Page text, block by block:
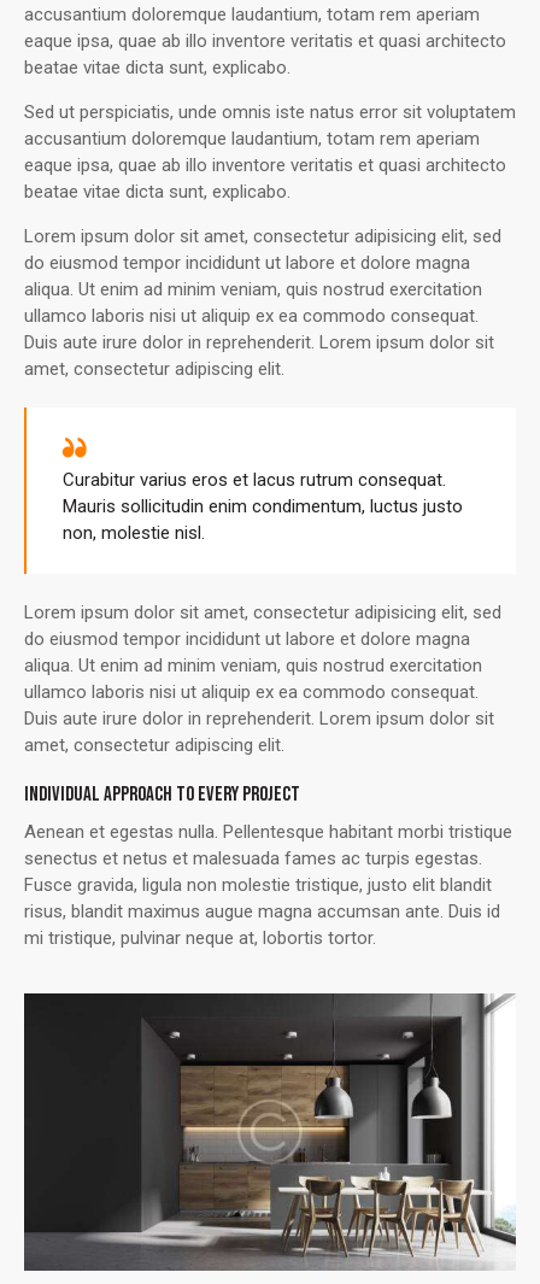
accusantium doloremque laudantium, totam rem aperiam
eaque ipsa, quae ab illo inventore veritatis et quasi architecto
beatae vitae dicta sunt, explicabo.
Sed ut perspiciatis, unde omnis iste natus error sit voluptatem
accusantium doloremque laudantium, totam rem aperiam
eaque ipsa, quae ab illo inventore veritatis et quasi architecto
beatae vitae dicta sunt, explicabo.
Lorem ipsum dolor sit amet, consectetur adipisicing elit, sed
do eiusmod tempor incididunt ut labore et dolore magna
aliqua. Ut enim ad minim veniam, quis nostrud exercitation
ullamco laboris nisi ut aliquip ex ea commodo consequat.
Duis aute irure dolor in reprehenderit. Lorem ipsum dolor sit
amet, consectetur adipiscing elit.
Curabitur varius eros et lacus rutrum consequat.
Mauris sollicitudin enim condimentum, luctus justo
non, molestie nisl.
Lorem ipsum dolor sit amet, consectetur adipisicing elit, sed
do eiusmod tempor incididunt ut labore et dolore magna
aliqua. Ut enim ad minim veniam, quis nostrud exercitation
ullamco laboris nisi ut aliquip ex ea commodo consequat.
Duis aute irure dolor in reprehenderit. Lorem ipsum dolor sit
amet, consectetur adipiscing elit.
INDIVIDUAL APPROACH TO EVERY PROJECT
Aenean et egestas nulla. Pellentesque habitant morbi tristique
senectus et netus et malesuada fames ac turpis egestas.
Fusce gravida, ligula non molestie tristique, justo elit blandit
risus, blandit maximus augue magna accumsan ante. Duis id
mi tristique, pulvinar neque at, lobortis tortor.